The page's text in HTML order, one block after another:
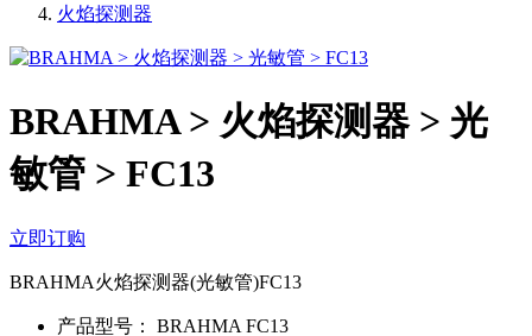
火焰探测器
BRAHMA > 火焰探测器 > 光
敏管 > FC13
立即订购
BRAHMA火焰探测器(光敏管)FC13
产品型号：
BRAHMA FC13